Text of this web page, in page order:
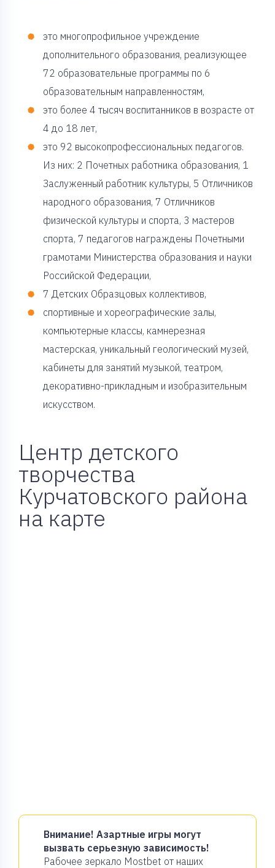
это многопрофильное учреждение
дополнительного образования, реализующее
72 образовательные программы по 6
образовательным направленностям,
это более 4 тысяч воспитанников в возрасте от
4 до 18 лет,
это 92 высокопрофессиональных педагогов.
Из них: 2 Почетных работника образования, 1
Заслуженный работник культуры, 5 Отличников
народного образования, 7 Отличников
физической культуры и спорта, 3 мастеров
спорта, 7 педагогов награждены Почетными
грамотами Министерства образования и науки
Российской Федерации,
7 Детских Образцовых коллективов,
спортивные и хореографические залы,
компьютерные классы, камнерезная
мастерская, уникальный геологический музей,
кабинеты для занятий музыкой, театром,
декоративно-прикладным и изобразительным
искусством.
Центр детского
творчества
Курчатовского района
на карте
Внимание! Азартные игры могут
вызвать серьезную зависимость!
Рабочее зеркало Mostbet от наших